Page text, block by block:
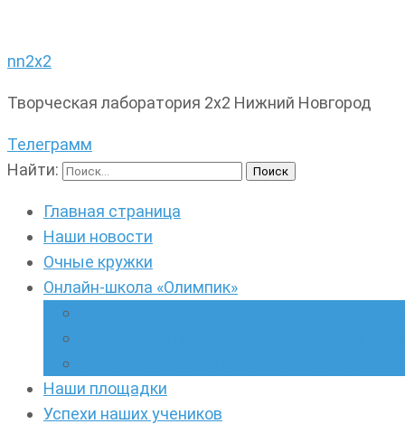
nn2x2
Творческая лаборатория 2х2 Нижний Новгород
Телеграмм
Найти:
Главная страница
Наши новости
Очные кружки
Онлайн-школа «Олимпик»
Наши площадки
Успехи наших учеников